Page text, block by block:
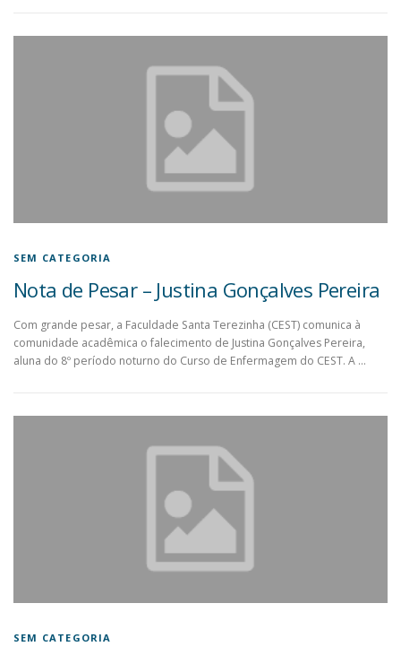
SEM CATEGORIA
Nota de Pesar – Justina Gonçalves Pereira
Com grande pesar, a Faculdade Santa Terezinha (CEST) comunica à
comunidade acadêmica o falecimento de Justina Gonçalves Pereira,
aluna do 8º período noturno do Curso de Enfermagem do CEST. A …
SEM CATEGORIA